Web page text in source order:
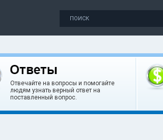
Отвечайте на вопросы и помогайте
людям узнать верный ответ на
поставленный вопрос.